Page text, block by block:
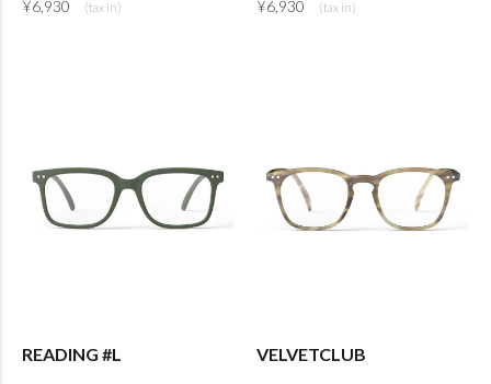
¥6,930 ¥6,930
READING #L
VELVETCLUB